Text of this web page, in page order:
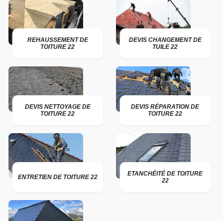
REHAUSSEMENT DE
TOITURE 22
DEVIS CHANGEMENT DE
TUILE 22
DEVIS NETTOYAGE DE
TOITURE 22
DEVIS RÉPARATION DE
TOITURE 22
ENTRETIEN DE TOITURE 22
ETANCHÉITÉ DE TOITURE
22